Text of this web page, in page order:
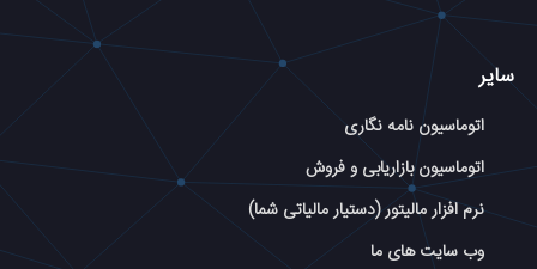
سایر
اتوماسیون نامه نگاری
اتوماسیون بازاریابی و فروش
نرم افزار مالیتور (دستیار مالیاتی شما)
وب سایت های ما